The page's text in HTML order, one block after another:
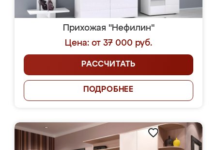
Прихожая "Нефилин"
Цена: от 37 000 руб.
РАССЧИТАТЬ
ПОДРОБНЕЕ